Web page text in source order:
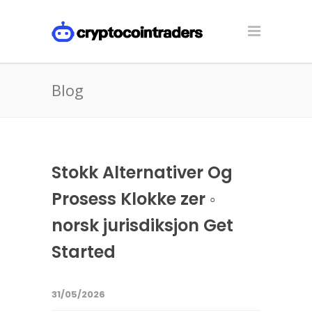
Blog
Stokk Alternativer Og
Prosess Klokke zer ◦
norsk jurisdiksjon Get
Started
31/05/2026